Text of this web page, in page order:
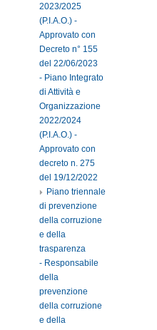
2023/2025
(P.I.A.O.) -
Approvato con
Decreto n° 155
del 22/06/2023
- Piano Integrato
di Attività e
Organizzazione
2022/2024
(P.I.A.O.) -
Approvato con
decreto n. 275
del 19/12/2022
Piano triennale
di prevenzione
della corruzione
e della
trasparenza
- Responsabile
della
prevenzione
della corruzione
e della